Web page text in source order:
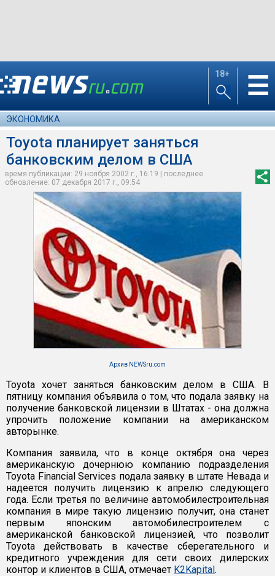
18+ ☰
ЭКОНОМИКА
Toyota планирует заняться
банковским делом в США
время публикации: 29 ноября 2002 г., 16:19 | последнее
обновление: 07 декабря 2017 г., 09:54
Архив NEWSru.com
Toyota хочет заняться банковским делом в США. В
пятницу компания объявила о том, что подала заявку на
получение банковской лицензии в Штатах - она должна
упрочить положение компании на американском
авторынке.
Компания заявила, что в конце октября она через
американскую дочернюю компанию подразделения
Toyota Financial Services подала заявку в штате Невада и
надеется получить лицензию к апрелю следующего
года. Если третья по величине автомобилестроительная
компания в мире такую лицензию получит, она станет
первым японским автомобилестроителем с
американской банковской лицензией, что позволит
Toyota действовать в качестве сберегательного и
кредитного учреждения для сети своих дилерских
контор и клиентов в США, отмечает K2Kapital.